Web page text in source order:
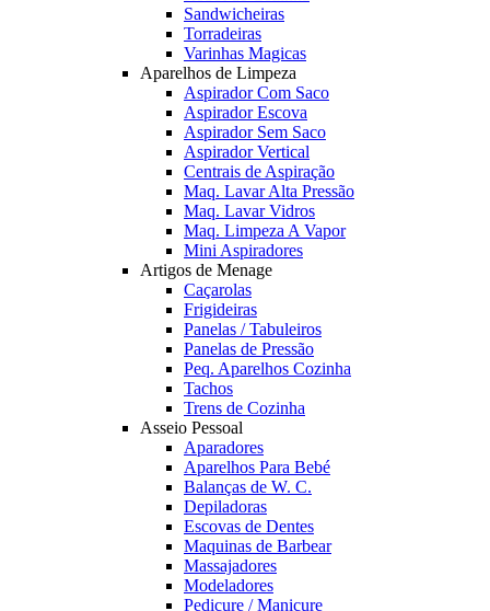
Sandwicheiras
Torradeiras
Varinhas Magicas
Aparelhos de Limpeza
Aspirador Com Saco
Aspirador Escova
Aspirador Sem Saco
Aspirador Vertical
Centrais de Aspiração
Maq. Lavar Alta Pressão
Maq. Lavar Vidros
Maq. Limpeza A Vapor
Mini Aspiradores
Artigos de Menage
Caçarolas
Frigideiras
Panelas / Tabuleiros
Panelas de Pressão
Peq. Aparelhos Cozinha
Tachos
Trens de Cozinha
Asseio Pessoal
Aparadores
Aparelhos Para Bebé
Balanças de W. C.
Depiladoras
Escovas de Dentes
Maquinas de Barbear
Massajadores
Modeladores
Pedicure / Manicure